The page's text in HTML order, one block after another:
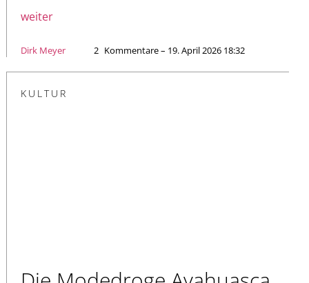
weiter
Dirk Meyer 2 Kommentare – 19. April 2026 18:32
KULTUR